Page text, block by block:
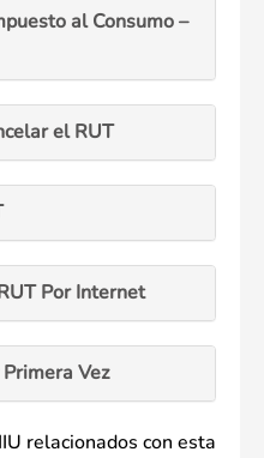
al Consumo –
el RUT
Por Internet
Vez
relacionados con esta